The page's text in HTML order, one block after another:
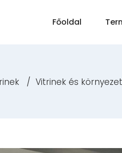
Főoldal
/ Vitrinek és